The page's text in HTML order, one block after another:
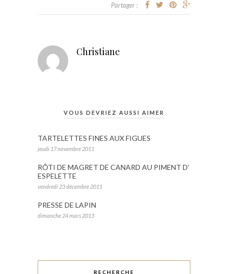
Partager :
Christiane
VOUS DEVRIEZ AUSSI AIMER
TARTELETTES FINES AUX FIGUES
jeudi 17 novembre 2011
RÔTI DE MAGRET DE CANARD AU PIMENT D’
ESPELETTE
vendredi 23 décembre 2011
PRESSE DE LAPIN
dimanche 24 mars 2013
RECHERCHE